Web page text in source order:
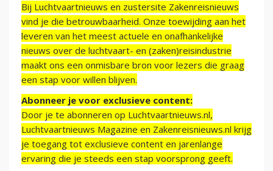
Bij Luchtvaartnieuws en zustersite Zakenreisnieuws
vind je die betrouwbaarheid. Onze toewijding aan het
leveren van het meest actuele en onafhankelijke
nieuws over de luchtvaart- en (zaken)reisindustrie
maakt ons een onmisbare bron voor lezers die graag
een stap voor willen blijven.
Abonneer je voor exclusieve content:
Door je te abonneren op Luchtvaartnieuws.nl,
Luchtvaartnieuws Magazine en Zakenreisnieuws.nl krijg
je toegang tot exclusieve content en jarenlange
ervaring die je steeds een stap voorsprong geeft.